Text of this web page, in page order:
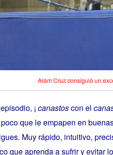
Aram Cruz consiguió un
¡ canastoscon el
que le empapen en
Muy rápido, intuitivo,
que aprenda a sufrir y evitar